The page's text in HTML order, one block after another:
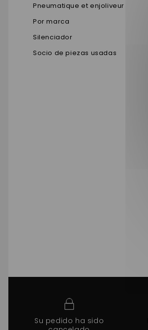
Pneumatique et enjoliveur
Por marca
Silenciador
Socio de piezas usadas
Su pedido ha sido